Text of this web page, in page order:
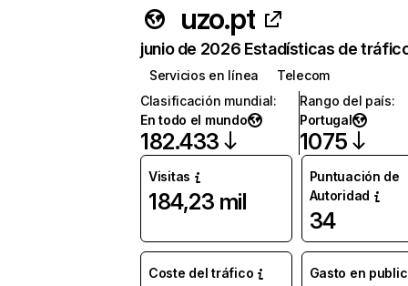
uzo.pt
junio de 2026 Estadísticas de
Servicios en línea
Telecom
Clasificación mundial:
En todo el mundo
182.433
Rango del país:
Portugal
1075
Visitas
184,23 mil
Puntuación de
Autoridad
34
Coste del tráfico Gasto en